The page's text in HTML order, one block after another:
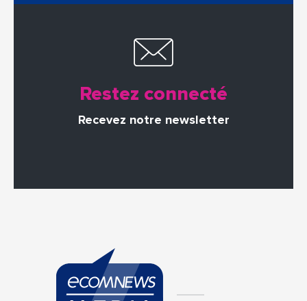
Restez connecté
Recevez notre newsletter